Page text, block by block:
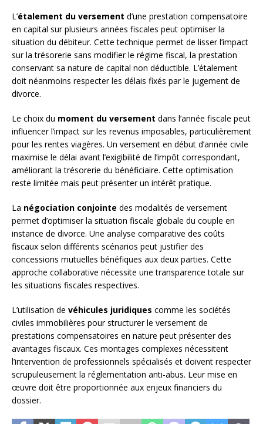
L’étalement du versement d’une prestation compensatoire
en capital sur plusieurs années fiscales peut optimiser la
situation du débiteur. Cette technique permet de lisser l’impact
sur la trésorerie sans modifier le régime fiscal, la prestation
conservant sa nature de capital non déductible. L’étalement
doit néanmoins respecter les délais fixés par le jugement de
divorce.
Le choix du moment du versement dans l’année fiscale peut
influencer l’impact sur les revenus imposables, particulièrement
pour les rentes viagères. Un versement en début d’année civile
maximise le délai avant l’exigibilité de l’impôt correspondant,
améliorant la trésorerie du bénéficiaire. Cette optimisation
reste limitée mais peut présenter un intérêt pratique.
La négociation conjointe des modalités de versement
permet d’optimiser la situation fiscale globale du couple en
instance de divorce. Une analyse comparative des coûts
fiscaux selon différents scénarios peut justifier des
concessions mutuelles bénéfiques aux deux parties. Cette
approche collaborative nécessite une transparence totale sur
les situations fiscales respectives.
L’utilisation de véhicules juridiques comme les sociétés
civiles immobilières pour structurer le versement de
prestations compensatoires en nature peut présenter des
avantages fiscaux. Ces montages complexes nécessitent
l’intervention de professionnels spécialisés et doivent respecter
scrupuleusement la réglementation anti-abus. Leur mise en
œuvre doit être proportionnée aux enjeux financiers du
dossier.